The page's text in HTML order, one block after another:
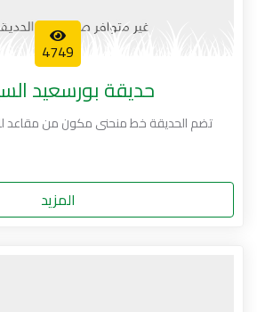
4749
حديقة بورسعيد
تضم الحديقة خط منحنى مكون من مقاعد
المزيد